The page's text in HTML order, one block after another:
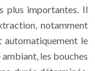
plus importantes. Il
notamment
automatiquement le
les bouches